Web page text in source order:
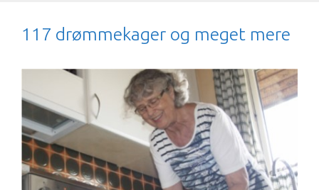
117 drømmekager og meget mere